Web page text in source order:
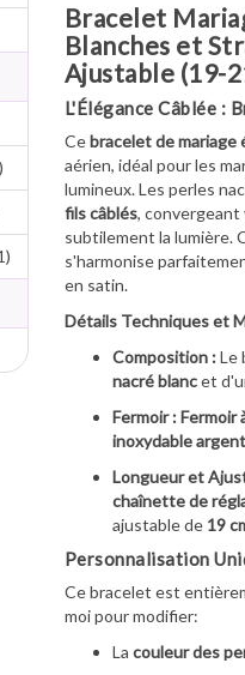
Bracelet
Blanches et
Ajustable (19-
L'Élégance Câblée :
Cebracelet de mariage
aérien, idéal pour les
lumineux. Les perles
fils câblés, convergeant
subtilement la lumière.
s'harmonise
en satin.
Détails Techniques et
Composition :Le
nacré blancet
Fermoir : Fermoir
inoxydable
Longueur et
chaînette de
ajustable de 19
Personnalisation
Ce bracelet est
moi pour modifier:
La couleur des